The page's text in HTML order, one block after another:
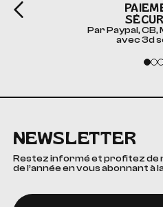
Par Paypal,
avec 3d
NEWSLETTER
Restez informé et profitez de
de l’année en vous abonnant à